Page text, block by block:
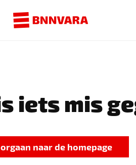
iets mis
naar de homepage